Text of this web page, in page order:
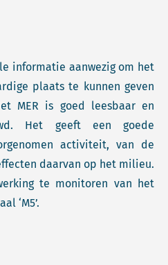
informatie aanwezig om het
plaats te kunnen geven
MER is goed leesbaar en
Het geeft een goede
activiteit, van de
daarvan op het milieu.
te monitoren van het
‘M5’.